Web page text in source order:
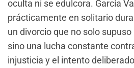
oculta ni se edulcora. García
prácticamente en solitario
un divorcio que no solo
sino una lucha constante
injusticia y el intento